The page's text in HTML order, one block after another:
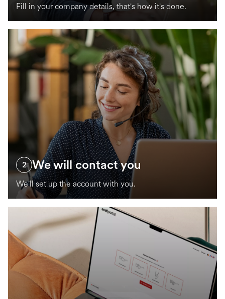
Fill in your company details, that's how it's done.
2 We will contact you
We'll set up the account with you.